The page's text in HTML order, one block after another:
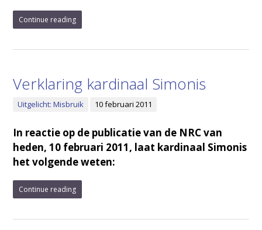
Continue reading
Verklaring kardinaal Simonis
Uitgelicht: Misbruik 10 februari 2011
In reactie op de publicatie van de NRC van
heden, 10 februari 2011, laat kardinaal Simonis
het volgende weten:
Continue reading